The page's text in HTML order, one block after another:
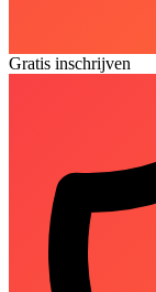
Gratis inschrijven